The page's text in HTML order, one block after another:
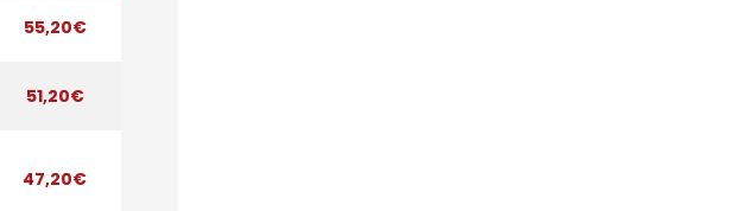
55,20€
51,20€
47,20€